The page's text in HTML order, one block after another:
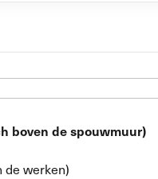
boven de spouwmuur)
de werken)